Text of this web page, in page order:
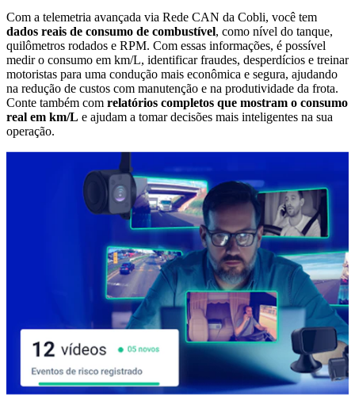
Com a telemetria avançada via Rede CAN da Cobli, você tem
dados reais de consumo de combustível, como nível do tanque,
quilômetros rodados e RPM. Com essas informações, é possível
medir o consumo em km/L, identificar fraudes, desperdícios e treinar
motoristas para uma condução mais econômica e segura, ajudando
na redução de custos com manutenção e na produtividade da frota.
Conte também com relatórios completos que mostram o consumo
real em km/L e ajudam a tomar decisões mais inteligentes na sua
operação.